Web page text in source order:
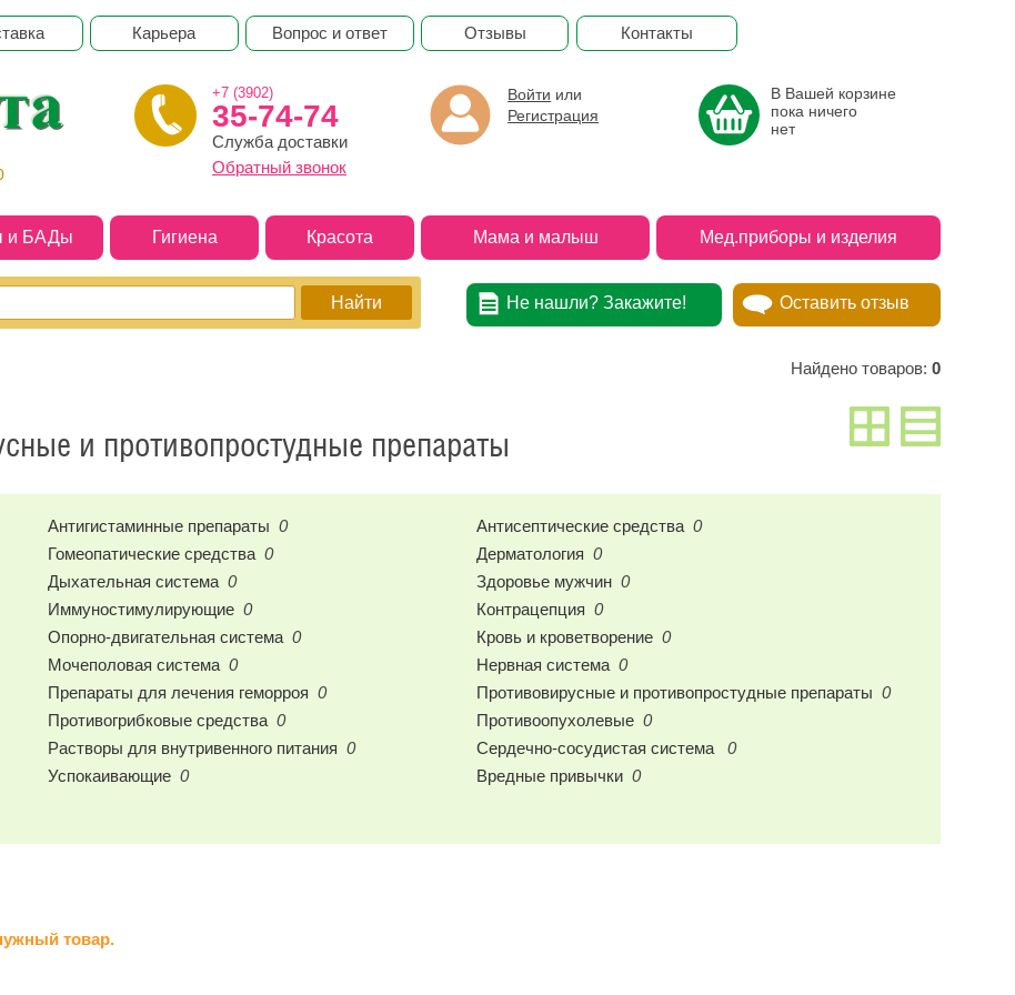
Карьера Вопрос и ответ Отзывы Контакты
+7 (3902)
35-74-74
Служба доставки
Обратный звонок
Войти или
Регистрация
В Вашей корзине
пока ничего
нет
и БАДы Гигиена Красота Мама и малыш Мед.приборы и изделия
и противопростудные препараты
Антигистаминные препараты 0 Антисептические средства 0
Гомеопатические средства 0 Дерматология 0
Дыхательная система 0 Здоровье мужчин 0
Иммуностимулирующие 0 Контрацепция 0
Опорно-двигательная система 0 Кровь и кроветворение 0
Мочеполовая система 0 Нервная система 0
Препараты для лечения геморроя 0 Противовирусные и противопростудные препараты 0
Противогрибковые средства 0 Противоопухолевые 0
Растворы для внутривенного питания 0 Сердечно-сосудистая система
0
Успокаивающие 0 Вредные привычки 0
Найдено товаров: 0
товар.
Оставить отзыв
Не нашли? Закажите!